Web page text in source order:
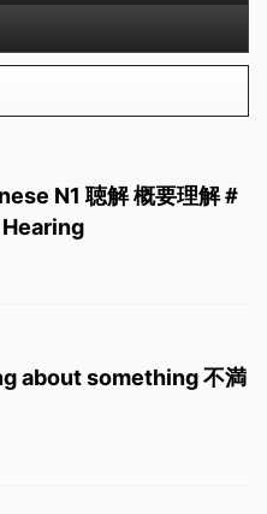
N1 聴解 概要理解＃
about something 不満